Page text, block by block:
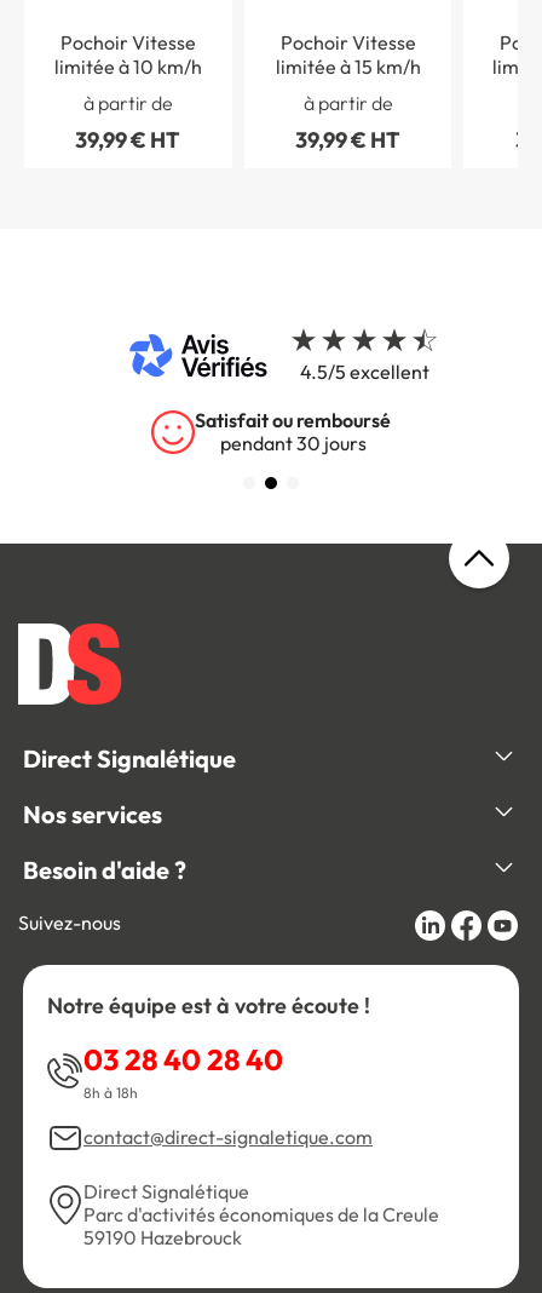
Pochoir Vitesse
limitée à 10 km/h
à partir de
39,99 € HT
Pochoir Vitesse
limitée à 15 km/h
à partir de
39,99 € HT
4.5/5 excellent
Satisfait ou remboursé
pendant 30 jours
Direct Signalétique
Nos services
Besoin d'aide ?
Suivez-nous
Notre équipe est à votre écoute !
03 28 40 28 40
8h à 18h
contact@direct-signaletique.com
Direct Signalétique
Parc d'activités économiques de la Creule
59190 Hazebrouck